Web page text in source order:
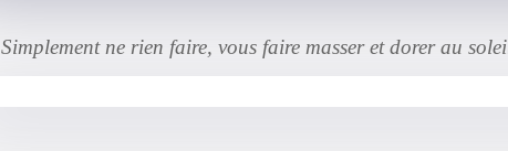
Simplement ne rien faire, vous faire masser et dorer au